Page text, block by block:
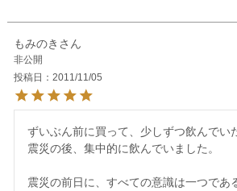
もみのき
非公開
投稿日
2011/11/05
ずいぶん前に買って、少しずつ飲んでい
震災の後、集中的に飲んでいました。
震災の前日に、すべての意識は一つであ